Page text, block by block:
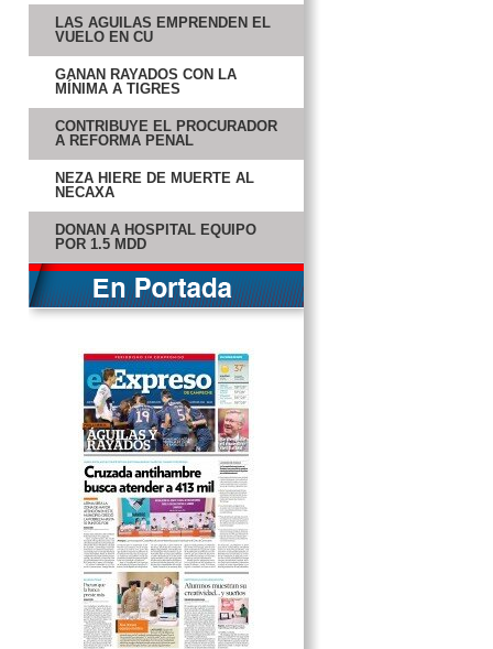
LAS ÁGUILAS EMPRENDEN EL
VUELO EN CU
GANAN RAYADOS CON LA
MÍNIMA A TIGRES
CONTRIBUYE EL PROCURADOR
A REFORMA PENAL
NEZA HIERE DE MUERTE AL
NECAXA
DONAN A HOSPITAL EQUIPO
POR 1.5 MDD
MIGUEL BOSÉ ES LA PERSONA
DEL AÑO 2013
BLOQUEO CREATIVO CON AMOR
HAWN Y HUDSON HABLAN DE SU
RELACIÓN MADRE-HIJA
CANTANTE ARRESTADO POR
TRATAR DE CONTRATAR
ASESINO
BAILARINA DICE QUE ADVIRTIÓ
SOBRE SALUD DE JACKSON
MILES DE ESTUDIANTES
PROTESTAN EN CHILE
ISRAEL INTERROGA A ALTO
CLÉRIGO MUSULMÁN
BIEBER ES BUSCADO POR